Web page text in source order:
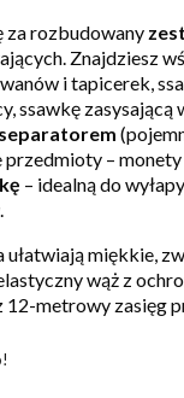
za rozbudowany
Znajdziesz
i tapicerek,
ssawkę zasysającą
–
– idealną do
ułatwiają miękkie,
wąż z
12-metrowy zasięg